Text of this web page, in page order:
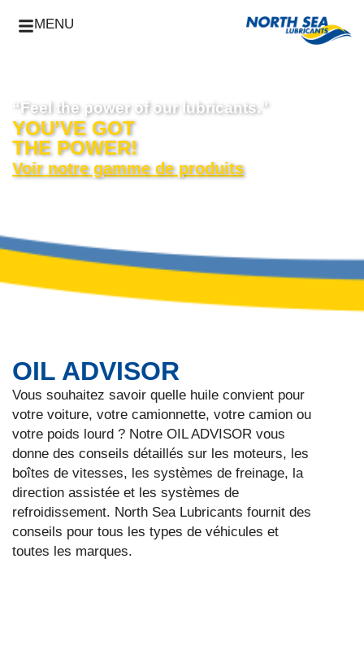
MENU
“Feel the power of our lubricants."
YOU’VE GOT
THE POWER!
Voir notre gamme de produits
OIL ADVISOR
Vous souhaitez savoir quelle huile convient pour
votre voiture, votre camionnette, votre camion ou
votre poids lourd ? Notre OIL ADVISOR vous
donne des conseils détaillés sur les moteurs, les
boîtes de vitesses, les systèmes de freinage, la
direction assistée et les systèmes de
refroidissement. North Sea Lubricants fournit des
conseils pour tous les types de véhicules et
toutes les marques.